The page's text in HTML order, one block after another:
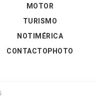
MOTOR
TURISMO
NOTIMÉRICA
CONTACTOPHOTO